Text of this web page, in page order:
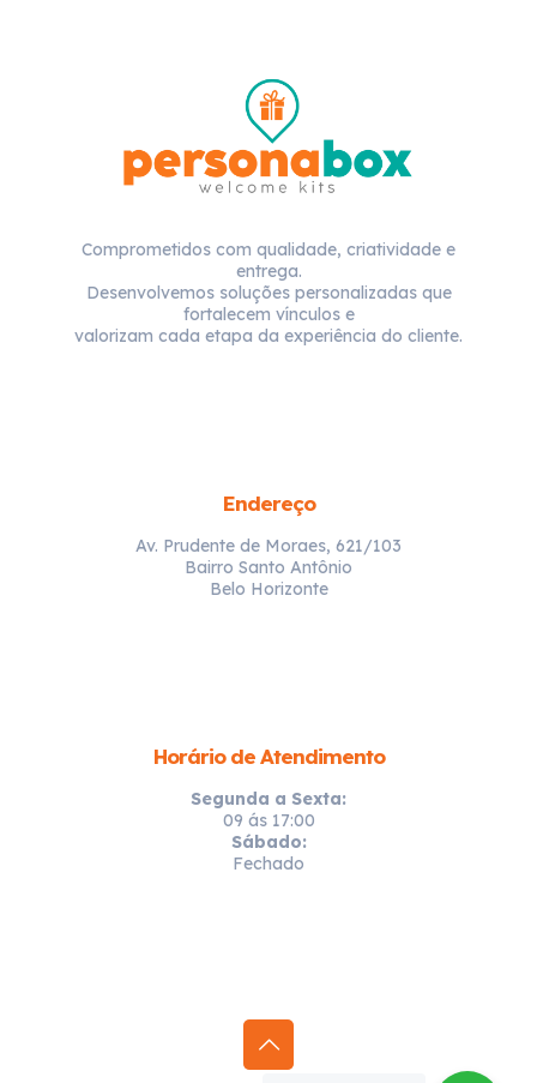
Comprometidos com qualidade, criatividade e
entrega.
Desenvolvemos soluções personalizadas que
fortalecem vínculos e
valorizam cada etapa da experiência do cliente.
Endereço
Av. Prudente de Moraes, 621/103
Bairro Santo Antônio
Belo Horizonte
Horário de Atendimento
Segunda a Sexta:
09 ás 17:00
Sábado:
Fechado